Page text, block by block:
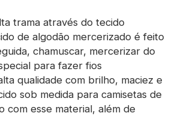
trama através do tecido
de algodão mercerizado é feito
chamuscar, mercerizar do
para fazer fios
qualidade com brilho, maciez e
sob medida para camisetas de
com esse material, além de